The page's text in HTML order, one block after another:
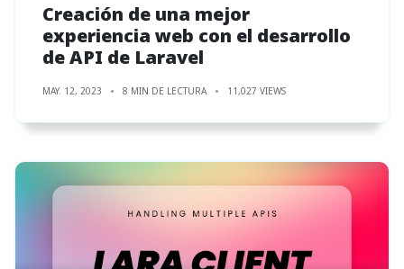
Creación de una mejor
experiencia web con el desarrollo
de API de Laravel
MAY. 12, 2023 8 MIN DE LECTURA 11,027 VIEWS